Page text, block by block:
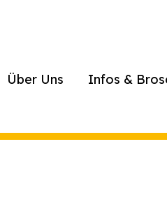
Über Uns Infos &